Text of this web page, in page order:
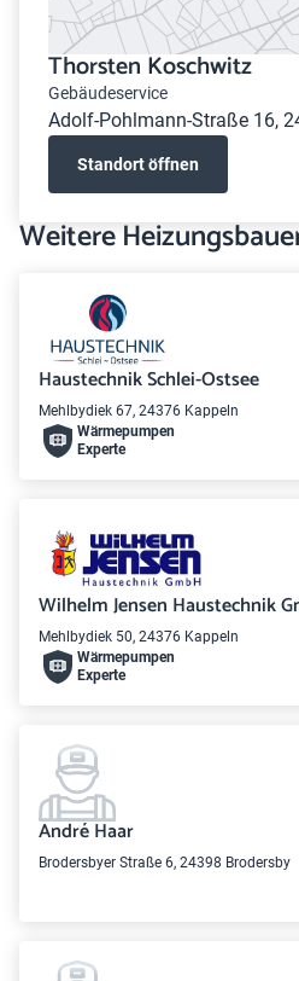
Thorsten Koschwitz
Gebäudeservice
Adolf-Pohlmann-Straße 16,
Standort öffnen
Weitere
Haustechnik Schlei-Ostsee
Mehlbydiek 67, 24376 Kappeln
Wärme­pumpen
Experte
Wilhelm Jensen Haustechnik
Mehlbydiek 50, 24376 Kappeln
Wärme­pumpen
Experte
André Haar
Brodersbyer Straße 6, 24398 Brodersby